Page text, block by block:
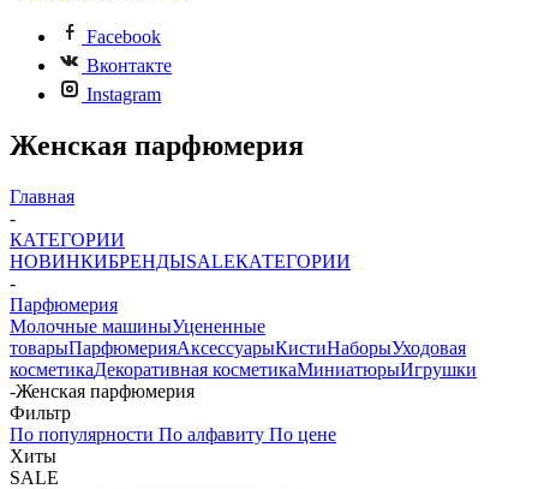
Facebook
Вконтакте
Instagram
Женская парфюмерия
Главная
-
КАТЕГОРИИ
НОВИНКИБРЕНДЫSALEКАТЕГОРИИ
-
Парфюмерия
Молочные машиныУцененные
товарыПарфюмерияАксессуарыКистиНаборыУходовая
косметикаДекоративная косметикаМиниатюрыИгрушки
-Женская парфюмерия
Фильтр
По популярности По алфавиту По цене
Хиты
SALE